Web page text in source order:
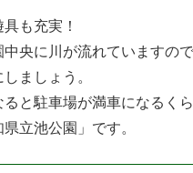
も充実！
央に川が流れていますの
ましょう。
と駐車場が満車になるく
立池公園」です。